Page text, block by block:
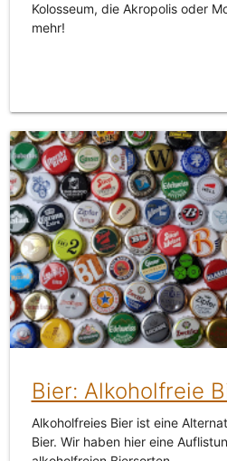
Kolosseum, die Akropolis oder
mehr!
Bier: Alkoholfreie
Alkoholfreies Bier ist eine
Bier. Wir haben hier eine